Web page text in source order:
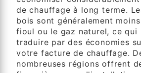
de chauffage à long terme.
bois sont généralement
fioul ou le gaz naturel, ce qui
traduire par des économies
votre facture de chauffage.
nombreuses régions offrent